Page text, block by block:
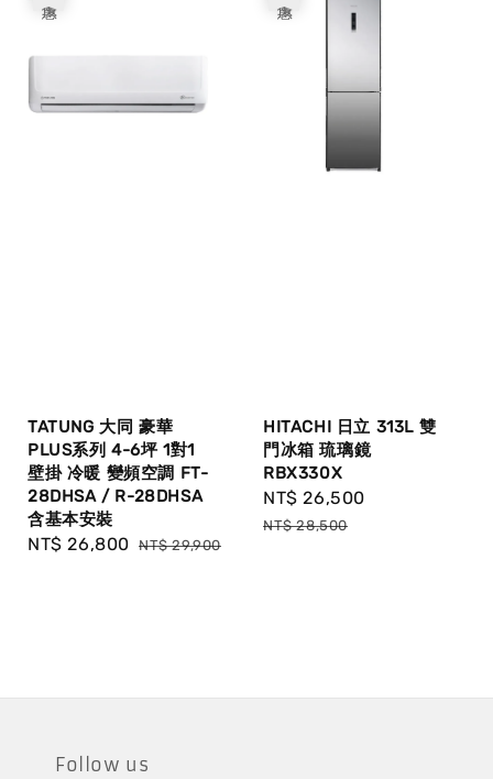
TATUNG 大同 豪華
PLUS系列 4-6坪 1對1
壁掛 冷暖 變頻空調 FT-
28DHSA / R-28DHSA
含基本安裝
Sale
NT$ 26,800 Regular
NT$ 29,900
HITACHI 日立 313L 雙
門冰箱 琉璃鏡
RBX330X
Sale
price
NT$ 26,500
NT$ 28,500
Follow us